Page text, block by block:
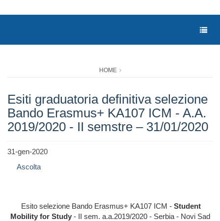
HOME
Esiti graduatoria definitiva selezione
Bando Erasmus+ KA107 ICM - A.A.
2019/2020 - II semstre – 31/01/2020
31-gen-2020
Ascolta
Esito selezione Bando Erasmus+ KA107 ICM - Student
Mobility for Study- II sem. a.a.2019/2020 - Serbia - Novi Sad